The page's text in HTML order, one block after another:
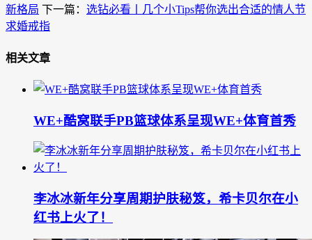
新格局 下一篇： 选钻必看丨几个小Tips帮你选出合适的情人节
求婚戒指
相关文章
WE+酷窝联手PB篮球体系呈现WE+体育首秀
李冰冰新年分享周期护肤秘笈，希卡贝尔在小
红书上火了！